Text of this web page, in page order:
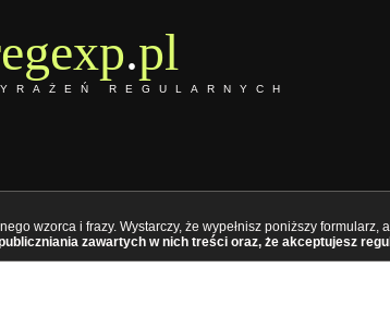
.pl
REGULARNYCH
wzorca i frazy. Wystarczy, że wypełnisz poniższy
zawartych w nich treści oraz, że akceptujesz